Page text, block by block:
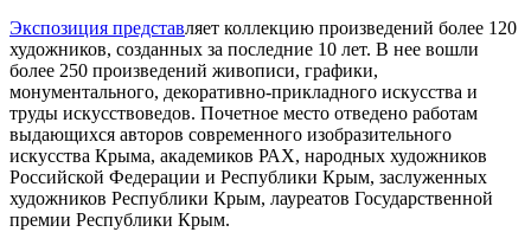
Экспозиция представляет коллекцию произведений более 120
художников, созданных за последние 10 лет. В нее вошли
более 250 произведений живописи, графики,
монументального, декоративно-прикладного искусства и
труды искусствоведов. Почетное место отведено работам
выдающихся авторов современного изобразительного
искусства Крыма, академиков РАХ, народных художников
Российской Федерации и Республики Крым, заслуженных
художников Республики Крым, лауреатов Государственной
премии Республики Крым.